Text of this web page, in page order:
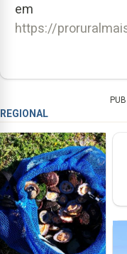
em
https://
PUB
REGIONAL